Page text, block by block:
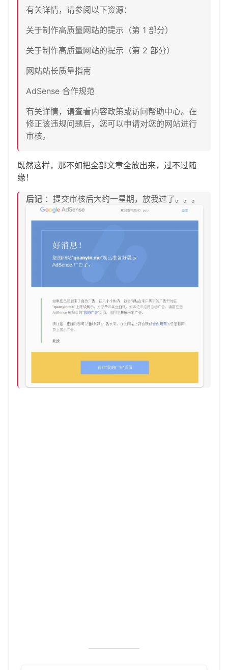
有关详情，请参阅以下资源：
关于制作高质量网站的提示（第 1 部分）
关于制作高质量网站的提示（第 2 部分）
网站站长质量指南
AdSense 合作规范
有关详情，请查看内容政策或访问帮助中心。在
修正该违规问题后，您可以申请对您的网站进行
审核。
既然这样，那不如把全部文章全放出来，过不过随
缘！
后记 ：提交审核后大约一星期，放我过了。。。